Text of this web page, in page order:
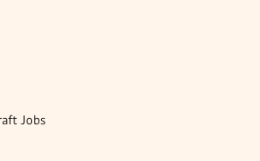
Jobs